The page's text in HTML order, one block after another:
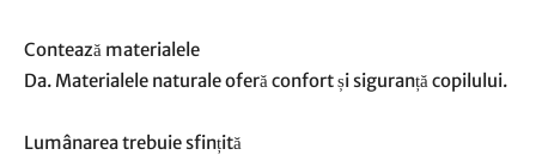
Contează materialele
Da. Materialele naturale oferă confort și siguranță copilului.
Lumânarea trebuie sfințită